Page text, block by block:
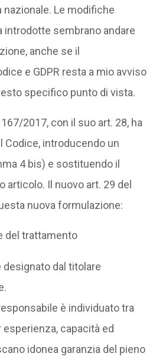
Le modifiche
introdotte sembrano andare
anche se il
e GDPR resta a mio avviso
specifico punto di vista.
2017, con il suo art. 28, ha
Codice, introducendo un
4 bis) e sostituendo il
Il nuovo art. 29 del
nuova formulazione:
del trattamento
designato dal titolare
è individuato tra
capacità ed
idonea garanzia del pieno